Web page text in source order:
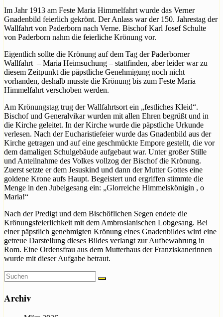
Im Jahr 1913 am Feste Maria Himmelfahrt wurde das Verner
Gnadenbild feierlich gekrönt. Der Anlass war der 150. Jahrestag der
Wallfahrt von Paderborn nach Verne. Bischof Karl Josef Schulte
von Paderborn nahm die feierliche Krönung vor.
Eigentlich sollte die Krönung auf dem Tag der Paderborner
Wallfahrt – Maria Heimsuchung – stattfinden, aber leider war zu
diesem Zeitpunkt die päpstliche Genehmigung noch nicht
vorhanden, deshalb musste die Krönung bis zum Feste Maria
Himmelfahrt verschoben werden.
Am Krönungstag trug der Wallfahrtsort ein „festliches Kleid“.
Bischof und Generalvikar wurden mit allen Ehren begrüßt und in
die Kirche geleitet. In der Kirche wurde die päpstliche Urkunde
verlesen. Nach der Eucharistiefeier wurde das Gnadenbild aus der
Kirche getragen und auf eine geschmückte Empore gestellt, die vor
dem damaligen Schulgebäude aufgebaut war. Unter großer Stille
und Anteilnahme des Volkes vollzog der Bischof die Krönung.
Zuerst setzte er dem Jesuskind und dann der Mutter Gottes eine
goldene Krone aufs Haupt. Begeistert und ergriffen stimmte die
Menge in den Jubelgesang ein: „Glorreiche Himmelskönigin , o
Maria!“
Nach der Predigt und dem Bischöflichen Segen endete die
Krönungsfeierlichkeit mit dem Ambrosianischen Lobgesang. Bei
einer päpstlich genehmigten Krönung eines Gnadenbildes wird eine
getreue Darstellung dieses Bildes verlangt zur Aufbewahrung in
Rom. Eine Ordensfrau aus dem Mutterhaus der Franziskanerinnen
wurde mit dieser Aufgabe betraut.
Archiv